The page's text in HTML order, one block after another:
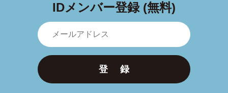
IDメンバー登録 (無料)
登 録